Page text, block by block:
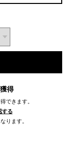
獲得
できます。
する
ります。